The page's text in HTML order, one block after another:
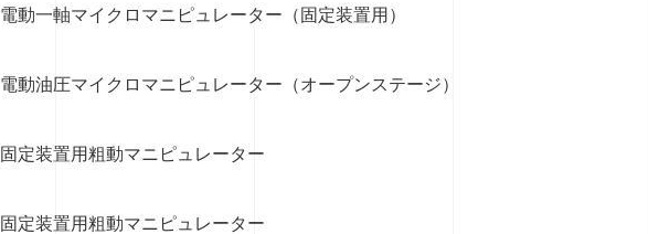
電動一軸マイクロマニピュレーター（固定装置用）
電動油圧マイクロマニピュレーター（オープンステージ）
固定装置用粗動マニピュレーター
固定装置用粗動マニピュレーター